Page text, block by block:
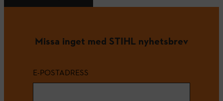
Missa inget med STIHL nyhetsbrev
E-POSTADRESS